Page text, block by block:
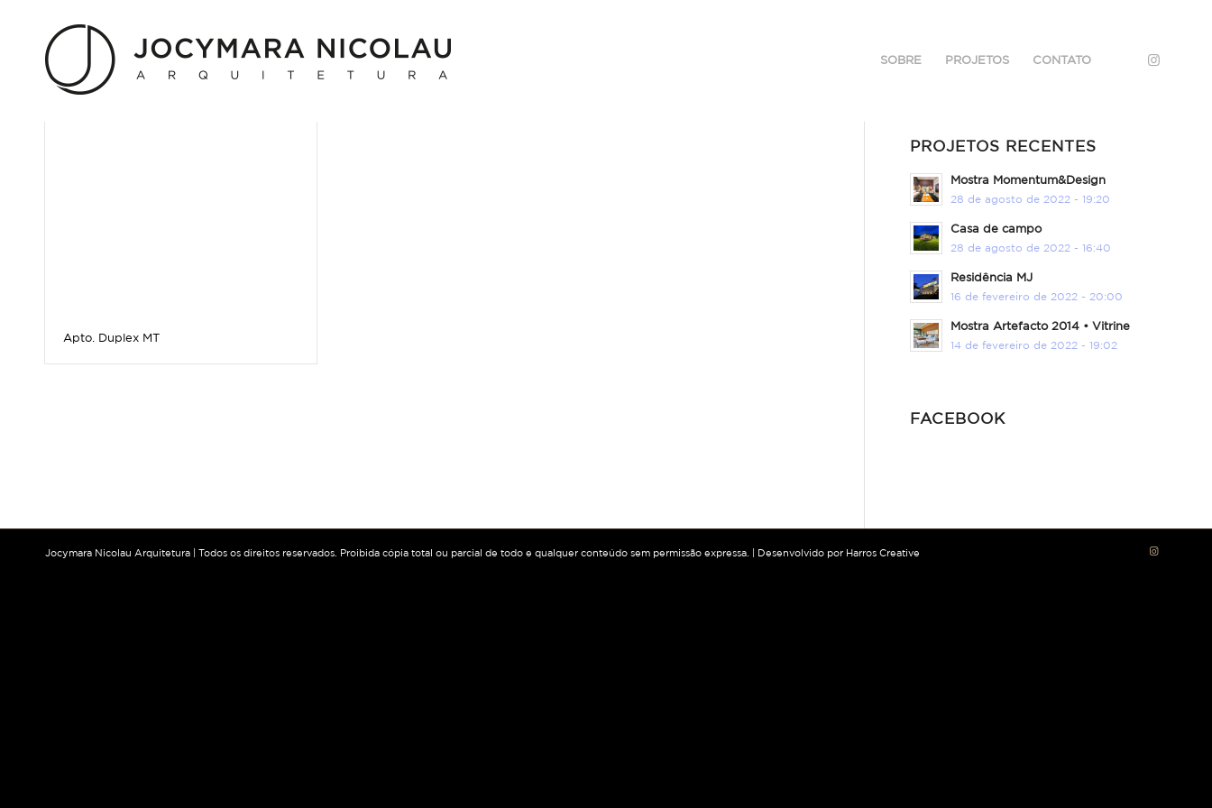
SOBRE PROJETOS CONTATO
Arquivo para Tag: Duplex
Apto. Duplex MT
PROJETOS RECENTES
Mostra Momentum&Design
28 de agosto de 2022 - 19:20
Casa de campo
28 de agosto de 2022 - 16:40
Residência MJ
16 de fevereiro de 2022 - 20:00
Mostra Artefacto 2014 • Vitrine
14 de fevereiro de 2022 - 19:02
FACEBOOK
Jocymara Nicolau Arquitetura | Todos os direitos reservados. Proibida cópia total ou parcial de todo e qualquer conteúdo sem permissão expressa. | Desenvolvido por Harros Creative